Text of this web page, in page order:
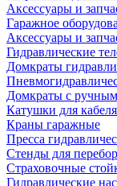
Аксессуары и
Гаражное
Аксессуары и
Гидравлические
Домкраты
Домкраты с
Катушки для кабеля
Краны гаражные
Пресса
Стенды для
Страховочные
Гидравлические